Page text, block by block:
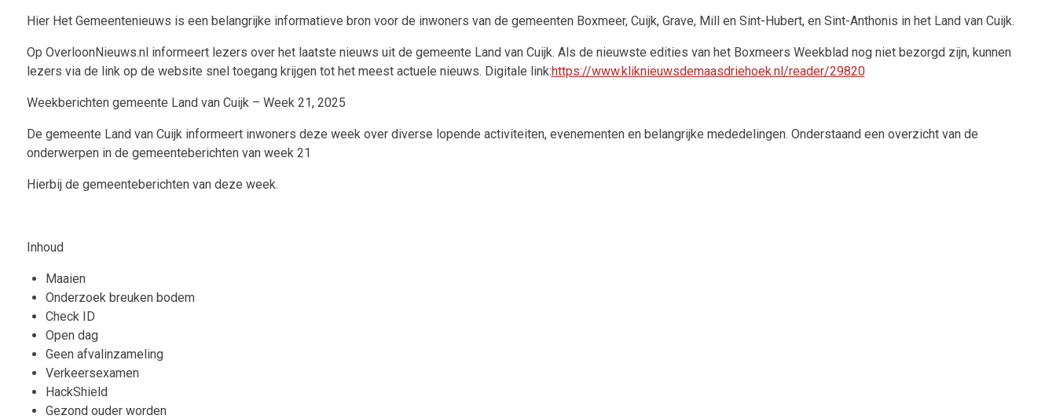
Hier Het Gemeentenieuws is een belangrijke informatieve bron voor de inwoners van de gemeenten Boxmeer, Cuijk, Grave, Mill en Sint-Hubert, en Sint-Anthonis in het Land van Cuijk.
Op OverloonNieuws.nl informeert lezers over het laatste nieuws uit de gemeente Land van Cuijk. Als de nieuwste edities van het Boxmeers Weekblad nog niet bezorgd zijn, kunnen
lezers via de link op de website snel toegang krijgen tot het meest actuele nieuws. Digitale link:https://www.kliknieuwsdemaasdriehoek.nl/reader/29820
Weekberichten gemeente Land van Cuijk – Week 21, 2025
De gemeente Land van Cuijk informeert inwoners deze week over diverse lopende activiteiten, evenementen en belangrijke mededelingen. Onderstaand een overzicht van de
onderwerpen in de gemeenteberichten van week 21
Hierbij de gemeenteberichten van deze week.
Inhoud
Maaien
Onderzoek breuken bodem
Check ID
Open dag
Geen afvalinzameling
Verkeersexamen
HackShield
Gezond ouder worden